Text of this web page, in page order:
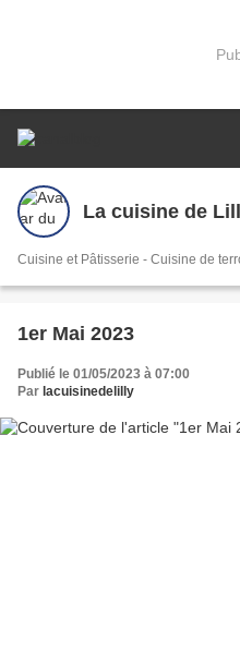
La cuisine de
1er Mai 2023
Publié le 01/05/2023 à 07:00
Par lacuisinedelilly